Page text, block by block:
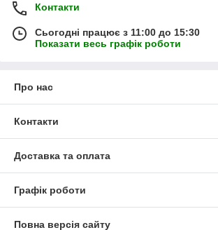
Контакти
Сьогодні працює з 11:00 до 15:30
Показати весь графік роботи
Про нас
Контакти
Доставка та оплата
Графік роботи
Повна версія сайту